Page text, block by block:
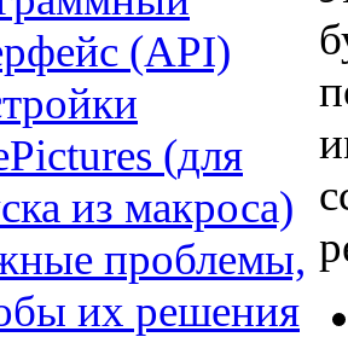
(API)
(для
из макроса)
проблемы,
их решения